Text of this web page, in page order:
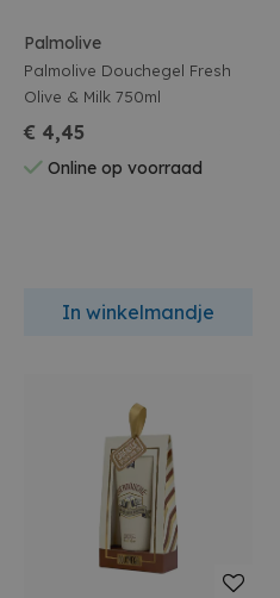
Palmolive
Palmolive Douchegel Fresh
Olive & Milk 750ml
€ 4,45
Online op voorraad
In winkelmandje